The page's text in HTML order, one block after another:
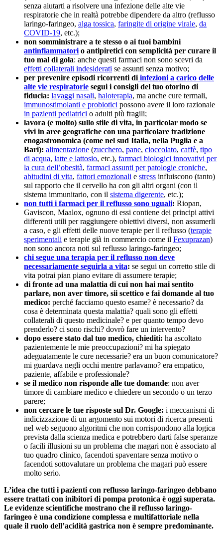
senza aiutarti a risolvere una infezione delle alte vie
respiratorie che in realtà potrebbe dipendere da altro (reflusso
laringo-faringeo, alga tossica, faringite di origine virale, da
COVID-19, etc.);
non somministrare a te stesso o ai tuoi bambini
antinfiammatori o antipiretici con semplicità per curare il
tuo mal di gola: anche questi farmaci non sono scevri da
effetti collaterali indesiderati se assunti senza motivo;
per prevenire episodi ricorrenti di infezioni a carico delle
alte vie respiratorie segui i consigli del tuo otorino di
fiducia: lavaggi nasali, haloterapia, ma anche cure termali,
immunostimolanti e probiotici possono avere il loro razionale
in pazienti pediatrici o adulti più fragili;
lavora (e molto) sullo stile di vita, in particolar modo se
vivi in aree geografiche con una particolare tradizione
enogastronomica (come nel sud Italia, nella Puglia e a
Bari): alimentazione (zucchero, pane, cioccolato, caffè, tipo
di acqua, latte e lattosio, etc.), farmaci biologici innovativi per
la cura dell’obesità, farmaci assunti per patologie croniche,
abitudini di vita, fattori emozionali e stress influiscono (tanto)
sul rapporto che il cervello ha con gli altri organi (con il
sistema immunitario, con il sistema digerente, etc.);
non tutti i farmaci per il reflusso sono uguali: Riopan,
Gaviscon, Maalox, ognuno di essi contiene dei principi attivi
differenti utili per raggiungere obiettivi diversi, non assumerli
a caso, e gli effetti delle nuove terapie per il reflusso (terapie
sperimentali e terapie già in commercio come il Fexuprazan)
non sono ancora noti sul reflusso laringo-faringeo;
chi segue una terapia per il reflusso non deve
necessariamente seguirla a vita: se segui un corretto stile di
vita potrai pian piano evitare di assumere terapie;
di fronte ad una malattia di cui non hai mai sentito
parlare, non aver timore, sii scettico e fai domande al tuo
medico: perché facciamo questo esame? è necessario? da
cosa è determinata questa malattia? quali sono gli effetti
collaterali di questo medicinale? e per quanto tempo devo
prenderlo? ci sono rischi? dovrò fare un intervento?
dopo essere stato dal tuo medico, chiediti: ha ascoltato
pazientemente le mie preoccupazioni? mi ha spiegato
adeguatamente le cure necessarie? era un buon comunicatore?
mi guardava negli occhi mentre parlavamo? era empatico,
paziente, affabile e professionale?
se il medico non risponde alle tue domande: non aver
timore di cambiare medico e chiedere un secondo o un terzo
parere;
non cercare le tue risposte sul Dr. Google: i meccanismi di
indicizzazione di un argomento sui motori di ricerca presenti
nel web seguono algoritmi che non corrispondono alla logica
prevista dalla scienza medica e potrebbero darti false speranze
o facili illusioni su un problema che magari non è associato al
tuo quadro clinico, facendoti spaventare senza motivo o
facendoti sottovalutare un problema che magari può essere
molto serio.
L’idea che tutti i pazienti con reflusso laringo-faringeo debbano
essere trattati con inibitori di pompa protonica è oggi superata.
Le evidenze scientifiche mostrano che il reflusso laringo-
faringeo è una condizione complessa e multifattoriale nella
quale il ruolo dell’acidità gastrica non è sempre predominante.